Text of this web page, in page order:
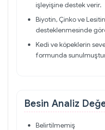
işleyişine destek verir.
Biyotin, Çinko ve
desteklenmesinde
Kedi ve köpeklerin
formunda
Besin Analiz
Belirtilmemiş